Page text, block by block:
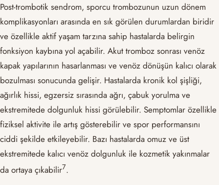
Post-trombotik sendrom, sporcu trombozunun uzun dönem
komplikasyonları arasında en sık görülen durumlardan biridir
ve özellikle aktif yaşam tarzına sahip hastalarda belirgin
fonksiyon kaybına yol açabilir. Akut tromboz sonrası venöz
kapak yapılarının hasarlanması ve venöz dönüşün kalıcı olarak
bozulması sonucunda gelişir. Hastalarda kronik kol şişliği,
ağırlık hissi, egzersiz sırasında ağrı, çabuk yorulma ve
ekstremitede dolgunluk hissi görülebilir. Semptomlar özellikle
fiziksel aktivite ile artış gösterebilir ve spor performansını
ciddi şekilde etkileyebilir. Bazı hastalarda omuz ve üst
ekstremitede kalıcı venöz dolgunluk ile kozmetik yakınmalar
da ortaya çıkabilir​7​.